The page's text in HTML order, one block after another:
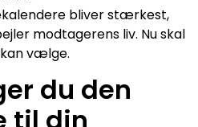
bliver stærkest,
modtagerens liv. Nu skal
kan vælge.
du den